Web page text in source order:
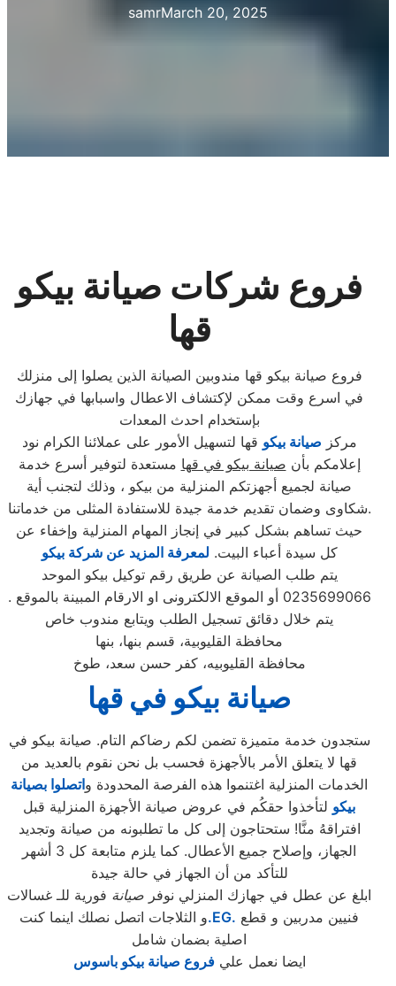
samrMarch 20, 2025
فروع شركات صيانة بيكو
قها
فروع صيانة بيكو قها مندوبين الصيانة الذين يصلوا إلى منزلك
في اسرع وقت ممكن لإكتشاف الاعطال واسبابها في جهازك
بإستخدام احدث المعدات
مركز صيانة بيكو قها لتسهيل الأمور على عملائنا الكرام نود
إعلامكم بأن صيانة بيكو في قها مستعدة لتوفير أسرع خدمة
صيانة لجميع أجهزتكم المنزلية من بيكو ، وذلك لتجنب أية
شكاوى وضمان تقديم خدمة جيدة للاستفادة المثلى من خدماتنا.
حيث تساهم بشكل كبير في إنجاز المهام المنزلية وإخفاء عن
كل سيدة أعباء البيت. لمعرفة المزيد عن شركة بيكو
يتم طلب الصيانة عن طريق رقم توكيل بيكو الموحد
0235699066 أو الموقع الالكترونى او الارقام المبينة بالموقع .
يتم خلال دقائق تسجيل الطلب ويتابع مندوب خاص
محافظة القليوبية، قسم بنها، بنها
محافظة القليوبيه، كفر حسن سعد، طوخ
صيانة بيكو في قها
ستجدون خدمة متميزة تضمن لكم رضاكم التام. صيانة بيكو في
قها لا يتعلق الأمر بالأجهزة فحسب بل نحن نقوم بالعديد من
الخدمات المنزلية اغتنموا هذه الفرصة المحدودة واتصلوا بصيانة
بيكو لتأخذوا حقكُم في عروض صيانة الأجهزة المنزلية قبل
افتراقهُ منَّا! ستحتاجون إلى كل ما تطلبونه من صيانة وتجديد
الجهاز، وإصلاح جميع الأعطال. كما يلزم متابعة كل 3 أشهر
للتأكد من أن الجهاز في حالة جيدة
ابلغ عن عطل في جهازك المنزلي نوفر صيانة فورية للـ غسالات
و الثلاجات اتصل نصلك اينما كنت.EG.
اصلية بضمان شامل
ايضا نعمل عليفروع صيانة بيكو باسوس